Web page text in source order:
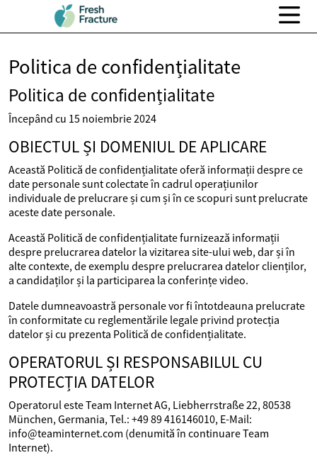
Politica de confidențialitate
Politica de confidențialitate
Începând cu 15 noiembrie 2024
OBIECTUL ȘI DOMENIUL DE APLICARE
Această Politică de confidențialitate oferă informații despre ce
date personale sunt colectate în cadrul operațiunilor
individuale de prelucrare și cum și în ce scopuri sunt prelucrate
aceste date personale.
Această Politică de confidențialitate furnizează informații
despre prelucrarea datelor la vizitarea site-ului web, dar și în
alte contexte, de exemplu despre prelucrarea datelor clienților,
a candidaților și la participarea la conferințe video.
Datele dumneavoastră personale vor fi întotdeauna prelucrate
în conformitate cu reglementările legale privind protecția
datelor și cu prezenta Politică de confidențialitate.
OPERATORUL ȘI RESPONSABILUL CU
PROTECȚIA DATELOR
Operatorul este Team Internet AG, Liebherrstraße 22, 80538
München, Germania, Tel.: +49 89 416146010, E-Mail:
info@teaminternet.com (denumită în continuare Team
Internet).